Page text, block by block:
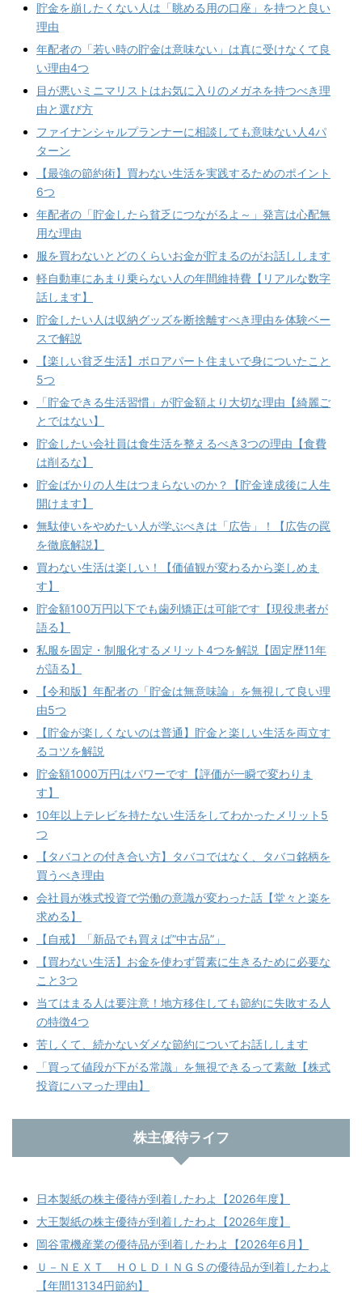
貯金を崩したくない人は「眺める用の口座」を持つと良い
理由
年配者の「若い時の貯金は意味ない」は真に受けなくて良
い理由4つ
目が悪いミニマリストはお気に入りのメガネを持つべき理
由と選び方
ファイナンシャルプランナーに相談しても意味ない人4パ
ターン
【最強の節約術】買わない生活を実践するためのポイント
6つ
年配者の「貯金したら貧乏につながるよ～」発言は心配無
用な理由
服を買わないとどのくらいお金が貯まるのがお話しします
軽自動車にあまり乗らない人の年間維持費【リアルな数字
話します】
貯金したい人は収納グッズを断捨離すべき理由を体験ベー
スで解説
【楽しい貧乏生活】ボロアパート住まいで身についたこと
5つ
「貯金できる生活習慣」が貯金額より大切な理由【綺麗ご
とではない】
貯金したい会社員は食生活を整えるべき3つの理由【食費
は削るな】
貯金ばかりの人生はつまらないのか？【貯金達成後に人生
開けます】
無駄使いをやめたい人が学ぶべきは「広告」！【広告の罠
を徹底解説】
買わない生活は楽しい！【価値観が変わるから楽しめま
す】
貯金額100万円以下でも歯列矯正は可能です【現役患者が
語る】
私服を固定・制服化するメリット4つを解説【固定歴11年
が語る】
【令和版】年配者の「貯金は無意味論」を無視して良い理
由5つ
【貯金が楽しくないのは普通】貯金と楽しい生活を両立す
るコツを解説
貯金額1000万円はパワーです【評価が一瞬で変わりま
す】
10年以上テレビを持たない生活をしてわかったメリット5
つ
【タバコとの付き合い方】タバコではなく、タバコ銘柄を
買うべき理由
会社員が株式投資で労働の意識が変わった話【堂々と楽を
求める】
【自戒】「新品でも買えば”中古品”」
【買わない生活】お金を使わず質素に生きるために必要な
こと3つ
当てはまる人は要注意！地方移住しても節約に失敗する人
の特徴4つ
苦しくて、続かないダメな節約についてお話しします
「買って値段が下がる常識」を無視できるって素敵【株式
投資にハマった理由】
株主優待ライフ
日本製紙の株主優待が到着したわよ【2026年度】
大王製紙の株主優待が到着したわよ【2026年度】
岡谷電機産業の優待品が到着したわよ【2026年6月】
Ｕ－ＮＥＸＴ ＨＯＬＤＩＮＧＳの優待品が到着したわよ
【年間13134円節約】